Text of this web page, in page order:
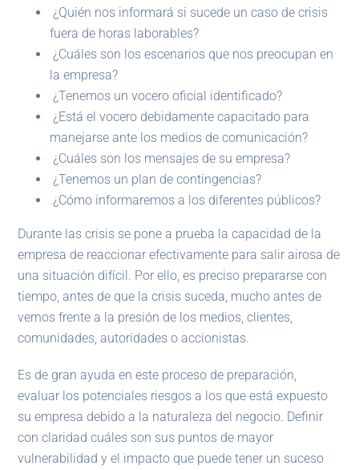
¿Quién nos informará si sucede un caso de crisis
fuera de horas laborables?
¿Cuáles son los escenarios que nos preocupan en
la empresa?
¿Tenemos un vocero oficial identificado?
¿Está el vocero debidamente capacitado para
manejarse ante los medios de comunicación?
¿Cuáles son los mensajes de su empresa?
¿Tenemos un plan de contingencias?
¿Cómo informaremos a los diferentes públicos?
Durante las crisis se pone a prueba la capacidad de la
empresa de reaccionar efectivamente para salir airosa de
una situación difícil. Por ello, es preciso prepararse con
tiempo, antes de que la crisis suceda, mucho antes de
vernos frente a la presión de los medios, clientes,
comunidades, autoridades o accionistas.
Es de gran ayuda en este proceso de preparación,
evaluar los potenciales riesgos a los que está expuesto
su empresa debido a la naturaleza del negocio. Definir
con claridad cuáles son sus puntos de mayor
vulnerabilidad y el impacto que puede tener un suceso